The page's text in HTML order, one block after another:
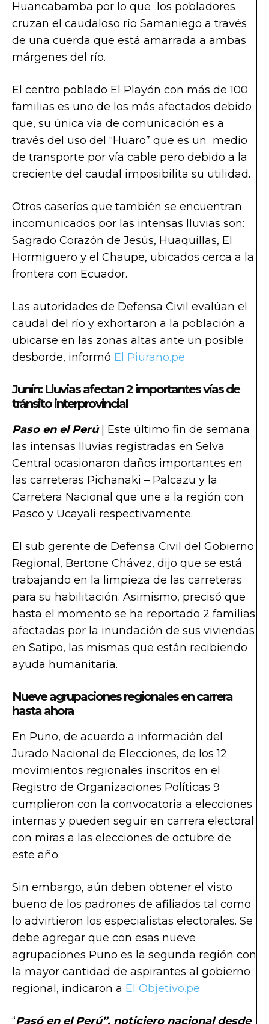
Huancabamba por lo que los pobladores
cruzan el caudaloso río Samaniego a través
de una cuerda que está amarrada a ambas
márgenes del río.
El centro poblado El Playón con más de 100
familias es uno de los más afectados debido
que, su única vía de comunicación es a
través del uso del “Huaro” que es un medio
de transporte por vía cable pero debido a la
creciente del caudal imposibilita su utilidad.
Otros caseríos que también se encuentran
incomunicados por las intensas lluvias son:
Sagrado Corazón de Jesús, Huaquillas, El
Hormiguero y el Chaupe, ubicados cerca a la
frontera con Ecuador.
Las autoridades de Defensa Civil evalúan el
caudal del río y exhortaron a la población a
ubicarse en las zonas altas ante un posible
desborde, informó El Piurano.pe
Junín: Lluvias afectan 2 importantes vías de
tránsito interprovincial
Paso en el Perú| Este último fin de semana
las intensas lluvias registradas en Selva
Central ocasionaron daños importantes en
las carreteras Pichanaki – Palcazu y la
Carretera Nacional que une a la región con
Pasco y Ucayali respectivamente.
El sub gerente de Defensa Civil del Gobierno
Regional, Bertone Chávez, dijo que se está
trabajando en la limpieza de las carreteras
para su habilitación. Asimismo, precisó que
hasta el momento se ha reportado 2 familias
afectadas por la inundación de sus viviendas
en Satipo, las mismas que están recibiendo
ayuda humanitaria.
Nueve agrupaciones regionales en carrera
hasta ahora
En Puno, de acuerdo a información del
Jurado Nacional de Elecciones, de los 12
movimientos regionales inscritos en el
Registro de Organizaciones Políticas 9
cumplieron con la convocatoria a elecciones
internas y pueden seguir en carrera electoral
con miras a las elecciones de octubre de
este año.
Sin embargo, aún deben obtener el visto
bueno de los padrones de afiliados tal como
lo advirtieron los especialistas electorales. Se
debe agregar que con esas nueve
agrupaciones Puno es la segunda región con
la mayor cantidad de aspirantes al gobierno
regional, indicaron a El Objetivo.pe
“Pasó en el Perú”, noticiero nacional desde